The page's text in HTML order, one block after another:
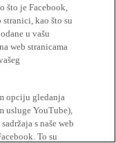
što je Facebook,
stranici, kao što su
u vašu
web stranicama
opciju gledanja
usluge YouTube),
s naše web
To su